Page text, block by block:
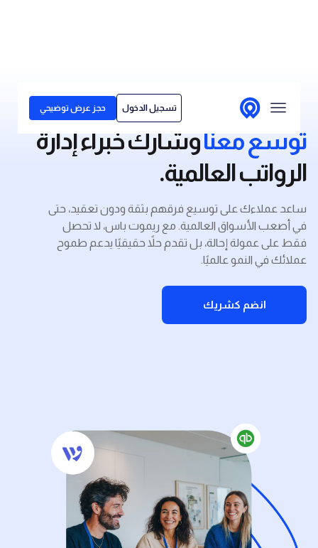
تسجيل الدخول حجز عرض توضيحي
لمن نقدم خدماتنا
قصص العملاء
الأسعار
مركز المحتوى
توسع معناوشارك خبراء إدارة
الرواتب العالمية.
ساعد عملاءك على توسيع فرقهم بثقة ودون تعقيد، حتى
في أصعب الأسواق العالمية. مع ريموت باس، لا تحصل
فقط على عمولة إحالة، بل تقدم حلاً حقيقيًا يدعم طموح
عملائك في النمو عالميًا.
انضم كشريك